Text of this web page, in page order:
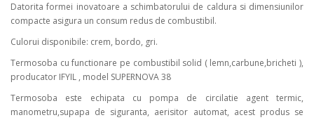
Datorita formei inovatoare a schimbatorului de caldura si dimensiunilor
compacte asigura un consum redus de combustibil.
Culorui disponibile: crem, bordo, gri.
Termosoba cu functionare pe combustibil solid ( lemn,carbune,bricheti ),
producator IFYIL , model SUPERNOVA 38
Termosoba este echipata cu pompa de circilatie agent termic,
manometru,supapa de siguranta, aerisitor automat, acest produs se